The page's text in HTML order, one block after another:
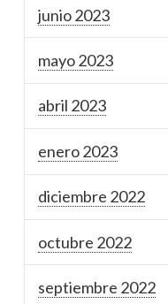
junio 2023
mayo 2023
abril 2023
enero 2023
diciembre 2022
octubre 2022
septiembre 2022